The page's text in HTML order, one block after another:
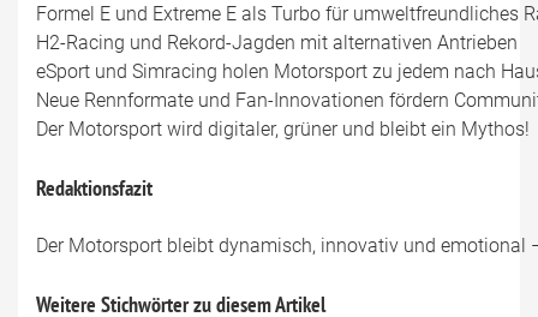
Formel E und Extreme E als Turbo für umweltfreundliches
H2-Racing und Rekord-Jagden mit alternativen Antrieben
eSport und Simracing holen Motorsport zu jedem nach
Neue Rennformate und Fan-Innovationen fördern
Der Motorsport wird digitaler, grüner und bleibt ein Mythos!
Redaktionsfazit
Der Motorsport bleibt dynamisch, innovativ und emotional
Weitere Stichwörter zu diesem Artikel